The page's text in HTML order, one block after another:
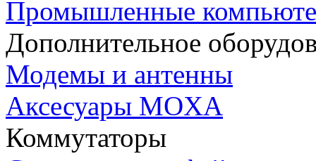
Промышленные
Дополнительное
Модемы и антенны
Аксесуары MOXA
Коммутаторы